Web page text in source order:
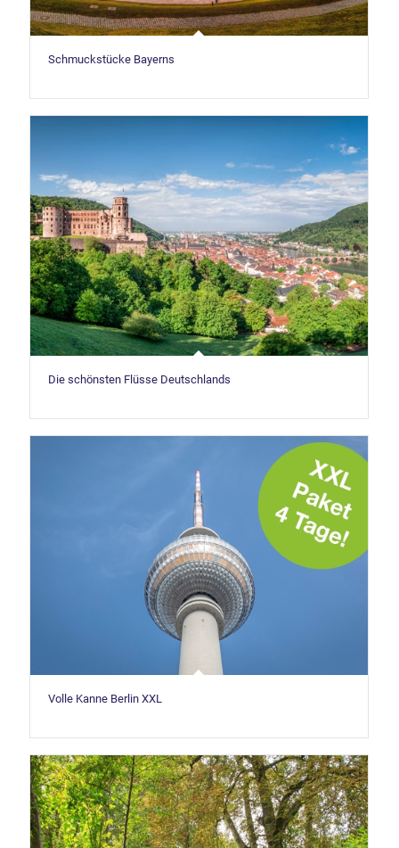
Schmuckstücke Bayerns
Die schönsten Flüsse Deutschlands
Volle Kanne Berlin XXL